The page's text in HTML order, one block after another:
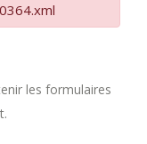
les formulaires